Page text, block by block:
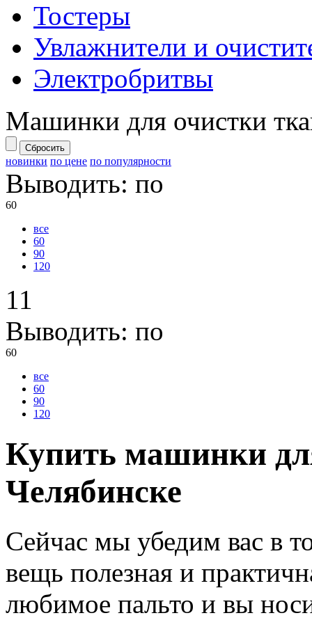
Тостеры
Увлажнители и
Электробритвы
Машинки для очистки
Сбросить
новинки по цене по популярности
Выводить: по
60
все
60
90
120
11
Выводить: по
60
все
60
90
120
Купить машинки
Челябинске
Сейчас мы убедим вас в
вещь полезная и
любимое пальто и вы